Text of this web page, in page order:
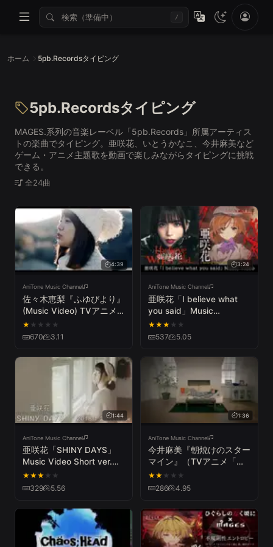
/
ホーム 5pb.Recordsタイピング
5pb.Recordsタイピング
MAGES.系列の音楽レーベル「5pb.Records」所属アーティス
トの楽曲でタイピング。亜咲花、いとうかなこ、今井麻美など
ゲーム・アニメ主題歌を動画で楽しみながらタイピングに挑戦
できる。
全24曲
4:39
AniTone Music Channel
佐々木恵梨『ふゆびより』
(Music Video) TVアニメ
「ゆるキャン」EDテーマ
★ ★ ★ ★ ★
670 3.11
3:24
AniTone Music Channel
亜咲花「I believe what
you said」Music
Video（TVアニメ「ひぐ
らしのなく頃に 業」オー
★★★ ★ ★
537 5.05
1:44
AniTone Music Channel
亜咲花「SHINY DAYS」
Music Video Short ver.
（TVアニメ『ゆるキャン
△』OPテーマ）
★★★ ★ ★
329 5.56
1:36
AniTone Music Channel
今井麻美『朝焼けのスター
マイン』（TVアニメ「プ
ラスティック・メモリー
ズ」EDテーマ）Short
★★ ★ ★ ★
286 4.95